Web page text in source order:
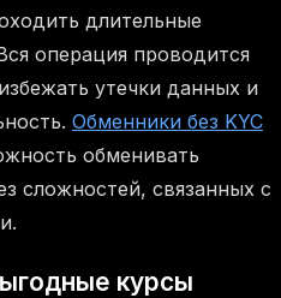
длительные
операция проводится
утечки данных и
Обменники без KYC
обменивать
сложностей, связанных с
курсы